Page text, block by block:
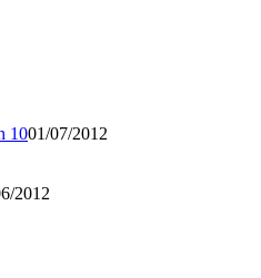
1001/07/2012
2012